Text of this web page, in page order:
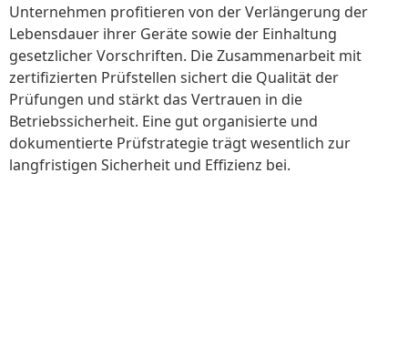
Unternehmen profitieren von der Verlängerung der
Lebensdauer ihrer Geräte sowie der Einhaltung
gesetzlicher Vorschriften. Die Zusammenarbeit mit
zertifizierten Prüfstellen sichert die Qualität der
Prüfungen und stärkt das Vertrauen in die
Betriebssicherheit. Eine gut organisierte und
dokumentierte Prüfstrategie trägt wesentlich zur
langfristigen Sicherheit und Effizienz bei.